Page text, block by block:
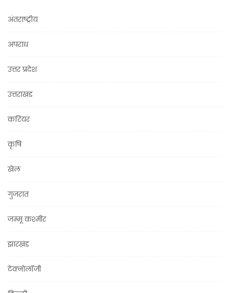
अंतराष्ट्रीय
अपराध
उत्तर प्रदेश
उत्तराखंड
करियर
कृषि
खेल
गुजरात
जम्मू कश्मीर
झारखंड
टेक्नोलॉजी